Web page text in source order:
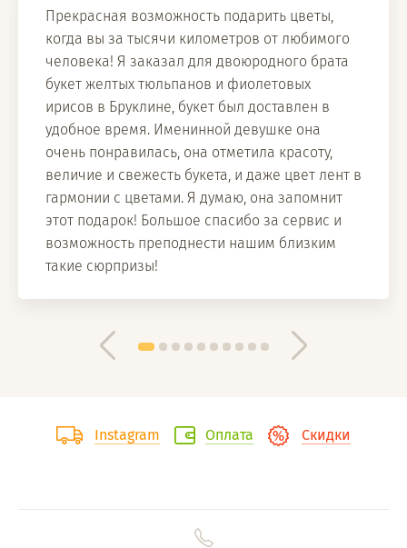
Прекрасная возможность подарить цветы,
когда вы за тысячи километров от любимого
человека! Я заказал для двоюродного брата
букет желтых тюльпанов и фиолетовых
ирисов в Бруклине, букет был доставлен в
удобное время. Именинной девушке она
очень понравилась, она отметила красоту,
величие и свежесть букета, и даже цвет лент в
гармонии с цветами. Я думаю, она запомнит
этот подарок! Большое спасибо за сервис и
возможность преподнести нашим близким
такие сюрпризы!
Instagram Оплата Скидки